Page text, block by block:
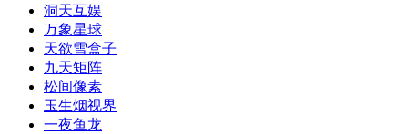
洞天互娱
万象星球
天欲雪盒子
九天矩阵
松间像素
玉生烟视界
一夜鱼龙